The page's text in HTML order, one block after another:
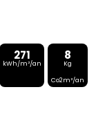
271
kWh/m²/an
8
Kg
Co2m²/an